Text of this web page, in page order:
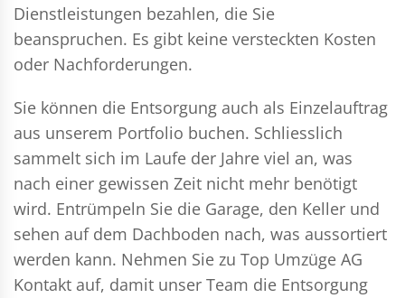
Dienstleistungen bezahlen, die Sie
beanspruchen. Es gibt keine versteckten Kosten
oder Nachforderungen.
Sie können die Entsorgung auch als Einzelauftrag
aus unserem Portfolio buchen. Schliesslich
sammelt sich im Laufe der Jahre viel an, was
nach einer gewissen Zeit nicht mehr benötigt
wird. Entrümpeln Sie die Garage, den Keller und
sehen auf dem Dachboden nach, was aussortiert
werden kann. Nehmen Sie zu Top Umzüge AG
Kontakt auf, damit unser Team die Entsorgung